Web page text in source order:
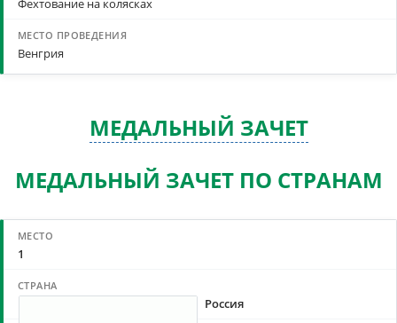
Венгрия
МЕДАЛЬНЫЙ ЗАЧЕТ
МЕДАЛЬНЫЙ ЗАЧЕТ ПО СТРАНАМ
1
Россия